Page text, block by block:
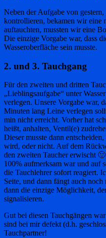
Neben der Aufgabe von
kontrollieren, bekamen wir eine
auftauchten, mussten wir eine
Die einzige Vorgabe war, dass
Wasseroberfläche sein musste.
2. und 3. Tauchgang
Für den zweiten und dritten
„Lieblingsaufgabe“ unter
verlegen. Unsere Vorgabe war,
Minuten lang Leine verlegen
min nicht erreicht. Vorher hat
heißt, anhalten, Ventil(e)
Dieser musste dann
wird, oder nicht. Auf dem
den zweiten Taucher erwischt
100% aufmerksam war und auf
die Tauchlehrer sofort reagiert.
Seite, und dann fängt auch
dann die einzige Möglichkeit,
signalisieren.
Gut bei diesen Tauchgängen
sind bei mir defekt (d.h.
Tauchpartner!